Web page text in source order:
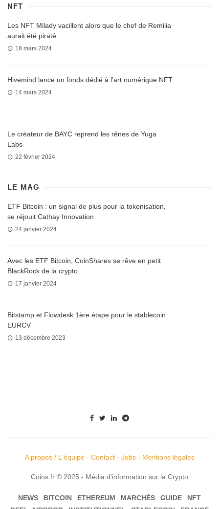
NFT
Les NFT Milady vacillent alors que le chef de Remilia
aurait été piraté
18 mars 2024
Hivemind lance un fonds dédié à l’art numérique NFT
14 mars 2024
Le créateur de BAYC reprend les rênes de Yuga
Labs
22 février 2024
LE MAG
ETF Bitcoin : un signal de plus pour la tokenisation,
se réjouit Cathay Innovation
24 janvier 2024
Avec les ETF Bitcoin, CoinShares se rêve en petit
BlackRock de la crypto
17 janvier 2024
Bitstamp et Flowdesk 1ère étape pour le stablecoin
EURCV
13 décembre 2023
A propos / L'équipe- Contact- Jobs- Mentions légales
Coins.fr © 2025 - Média d'information sur la Crypto
NEWS BITCOIN ETHEREUM MARCHÉS GUIDE
NFT